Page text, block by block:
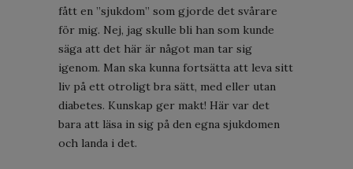
fått en ”sjukdom” som gjorde det svårare
för mig. Nej, jag skulle bli han som kunde
säga att det här är något man tar sig
igenom. Man ska kunna fortsätta att leva sitt
liv på ett otroligt bra sätt, med eller utan
diabetes. Kunskap ger makt! Här var det
bara att läsa in sig på den egna sjukdomen
och landa i det.